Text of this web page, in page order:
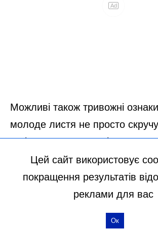
Цей сайт використовує
покращення результатів
реклами для вас
Ок